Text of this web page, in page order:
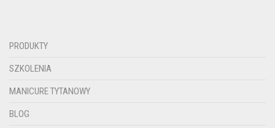
PRODUKTY
SZKOLENIA
MANICURE TYTANOWY
BLOG